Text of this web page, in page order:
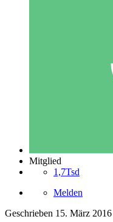
Mitglied
1,7Tsd
Melden
Geschrieben 15. März 2016